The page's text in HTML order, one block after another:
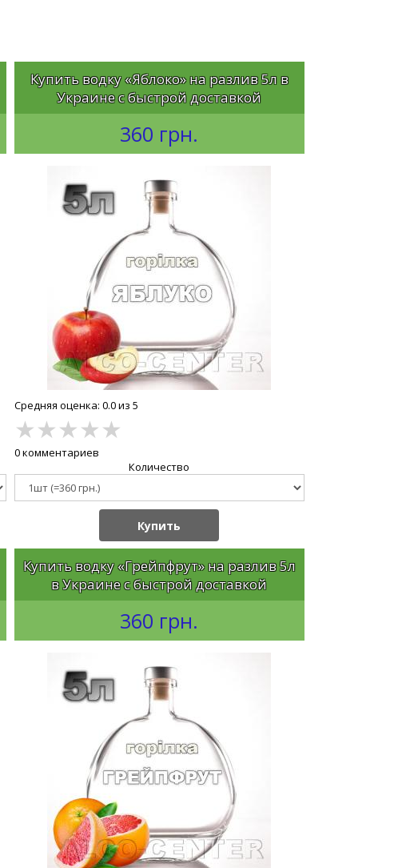
Купить водку «Яблоко» на разлив 5л в
Украине с быстрой доставкой
360 грн.
Средняя оценка: 0.0 из 5
★★★★★
0 комментариев
Количество
Купить
Купить водку «Грейпфрут» на разлив 5л
в Украине с быстрой доставкой
360 грн.